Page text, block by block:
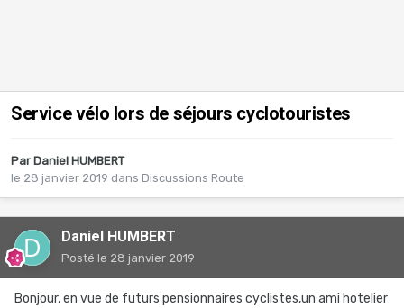
Service vélo lors de séjours cyclotouristes
Par Daniel HUMBERT
le 28 janvier 2019 dans Discussions Route
Daniel HUMBERT
Posté le 28 janvier 2019
Bonjour, en vue de futurs pensionnaires cyclistes,un ami hotelier